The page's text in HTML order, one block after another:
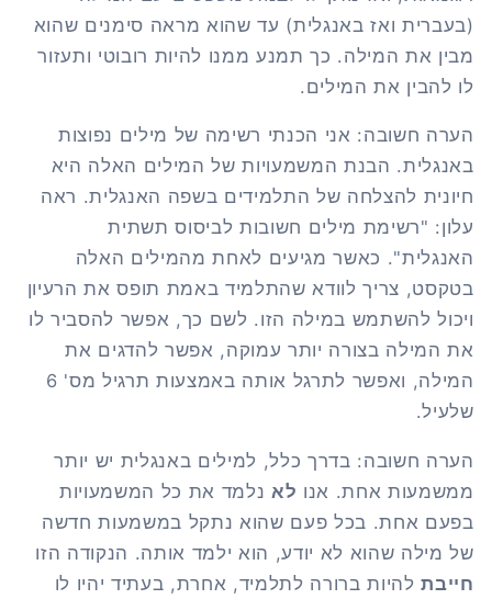
(בעברית ואז באנגלית) עד שהוא מראה סימנים שהוא
מבין את המילה. כך תמנע ממנו להיות רובוטי ותעזור
לו להבין את המילים.
הערה חשובה: אני הכנתי רשימה של מילים נפוצות
באנגלית. הבנת המשמעויות של המילים האלה היא
חיונית להצלחה של התלמידים בשפה האנגלית. ראה
עלון: "רשימת מילים חשובות לביסוס תשתית
האנגלית". כאשר מגיעים לאחת מהמילים האלה
בטקסט, צריך לוודא שהתלמיד באמת תופס את הרעיון
ויכול להשתמש במילה הזו. לשם כך, אפשר להסביר לו
את המילה בצורה יותר עמוקה, אפשר להדגים את
המילה, ואפשר לתרגל אותה באמצעות תרגיל מס' 6
שלעיל.
הערה חשובה: בדרך כלל, למילים באנגלית יש יותר
ממשמעות אחת. אנו לא נלמד את כל המשמעויות
בפעם אחת. בכל פעם שהוא נתקל במשמעות חדשה
של מילה שהוא לא יודע, הוא ילמד אותה. הנקודה הזו
חייבתלהיות ברורה לתלמיד, אחרת, בעתיד יהיו לו